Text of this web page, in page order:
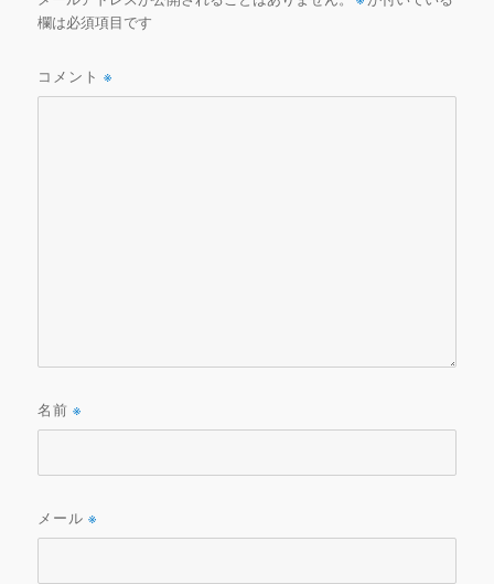
欄は必須項目です
コメント※
名前※
メール※